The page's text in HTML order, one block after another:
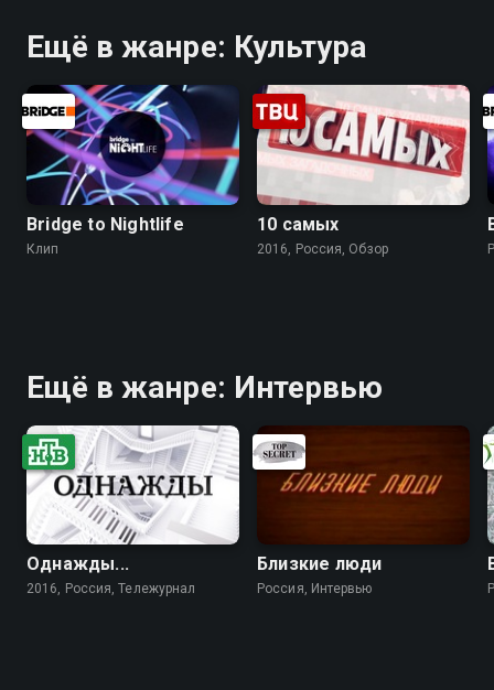
Ещё в жанре: Культура
Bridge to Nightlife
Клип
10 самых
2016, Россия, Обзор
Ещё в жанре: Интервью
Однажды...
2016, Россия, Тележурнал
Близкие люди
Россия, Интервью